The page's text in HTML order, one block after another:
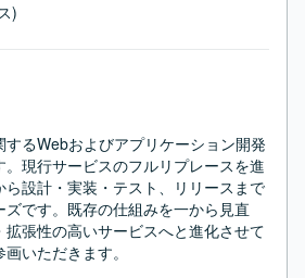
)
るWebおよびアプリケーション開発
現行サービスのフルリプレースを進
設計・実装・テスト、リリースまで
です。既存の仕組みを一から見直
拡張性の高いサービスへと進化させて
いただきます。